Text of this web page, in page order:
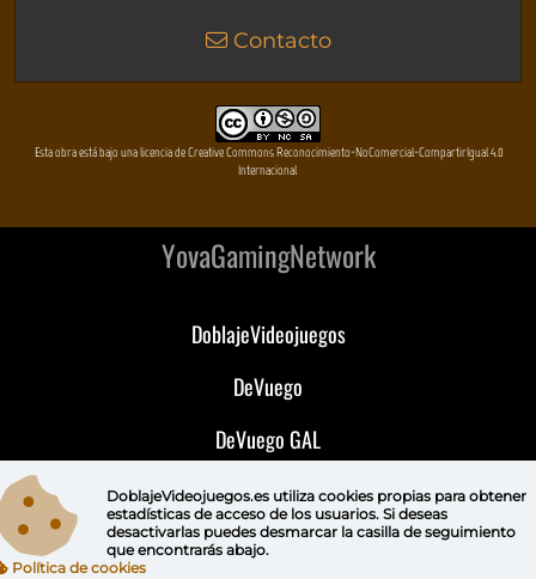
Contacto
Esta obra está bajo una licencia de Creative Commons Reconocimiento-NoComercial-CompartirIgual 4.0
Internacional
YovaGamingNetwork
DoblajeVideojuegos
DeVuego
DeVuego GAL
DeVuego LATAM
DeVuego Portugal
DoblajeVideojuegos.es utiliza cookies propiaspara obtener
estadísticas de acceso de los usuarios. Si deseas
desactivarlas puedes desmarcar la casilla de seguimiento
que encontrarás abajo.
Política de cookies